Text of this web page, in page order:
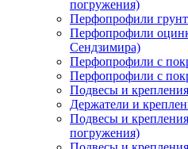
погружения)
Перфопрофили
Перфопрофили
Сендзимира)
Перфопрофили с
Перфопрофили с
Подвесы и
Держатели и
Подвесы и
погружения)